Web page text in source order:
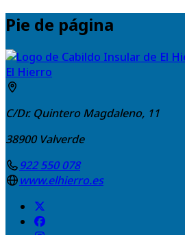
Pie de página
El Hierro
C/Dr. Quintero Magdaleno, 11
38900 Valverde
922 550 078
www.elhierro.es